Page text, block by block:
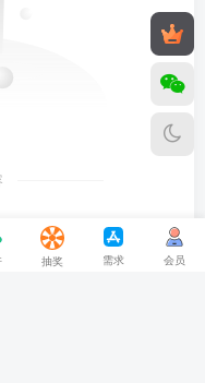
加入了本站
抽奖 需求 会员